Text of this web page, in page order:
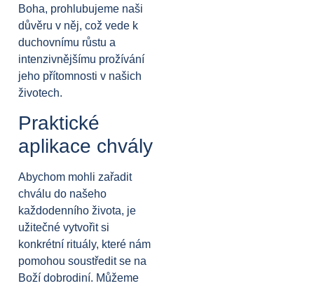
Boha, prohlubujeme naši
důvěru v něj, což vede k
duchovnímu růstu a
intenzivnějšímu prožívání
jeho přítomnosti v našich
životech.
Praktické
aplikace chvály
Abychom mohli zařadit
chválu do našeho
každodenního života, je
užitečné vytvořit si
konkrétní rituály, které nám
pomohou soustředit se na
Boží dobrodiní. Můžeme